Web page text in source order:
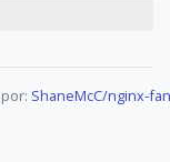
ShaneMcC/nginx-